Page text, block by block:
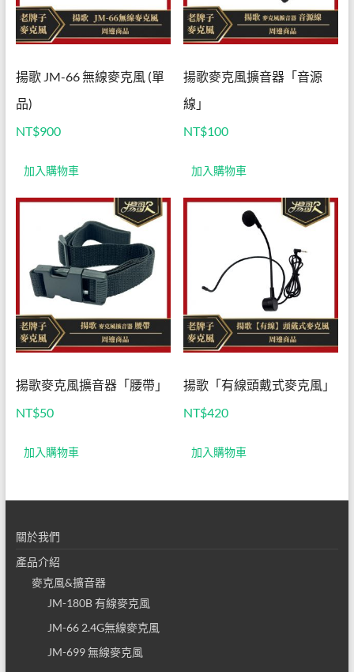
揚歌 JM-66 無線麥克風 (單
品)
NT$900
加入購物車
揚歌麥克風擴音器「音源
線」
NT$100
加入購物車
揚歌麥克風擴音器「腰帶」
NT$50
加入購物車
揚歌「有線頭戴式麥克風」
NT$420
加入購物車
關於我們
產品介紹
麥克風&擴音器
JM-180B 有線麥克風
JM-66 2.4G無線麥克風
JM-699 無線麥克風